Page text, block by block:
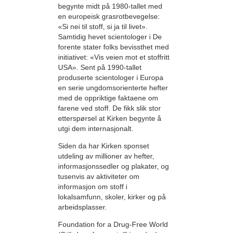
begynte midt på 1980-tallet med
en europeisk grasrotbevegelse:
«Si nei til stoff, si ja til livet».
Samtidig hevet scientologer i De
forente stater folks bevissthet med
initiativet: «Vis veien mot et stoffritt
USA». Sent på 1990-tallet
produserte scientologer i Europa
en serie ungdomsorienterte hefter
med de oppriktige faktaene om
farene ved stoff. De fikk slik stor
etterspørsel at Kirken begynte å
utgi dem internasjonalt.
Siden da har Kirken sponset
utdeling av millioner av hefter,
informasjonssedler og plakater, og
tusenvis av aktiviteter om
informasjon om stoff i
lokalsamfunn, skoler, kirker og på
arbeidsplasser.
Foundation for a Drug-Free World